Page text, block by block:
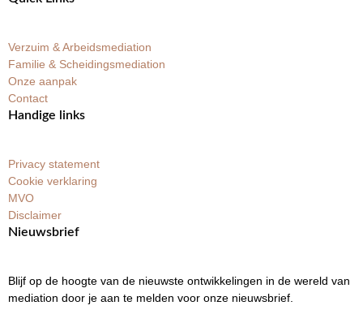
Verzuim & Arbeidsmediation
Familie & Scheidingsmediation
Onze aanpak
Contact
Handige links
Privacy statement
Cookie verklaring
MVO
Disclaimer
Nieuwsbrief
Blijf op de hoogte van de nieuwste ontwikkelingen in de wereld van
mediation door je aan te melden voor onze nieuwsbrief.